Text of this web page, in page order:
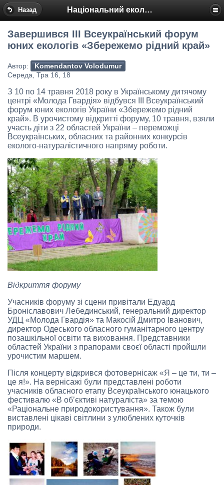
Назад Національний еколого-натуралістичний центр
Завершився ІІІ Всеукраїнський форум
юних екологів «Збережемо рідний край»
Автор:
Komendantov Volodumur
Середа, Тра 16, 18
З 10 по 14 травня 2018 року в Українському дитячому
центрі «Молода Гвардія» відбувся ІІІ Всеукраїнський
форум юних екологів України «Збережемо рідний
край». В урочистому відкритті форуму, 10 травня, взяли
участь діти з 22 областей України – переможці
Всеукраїнських, обласних та районних конкурсів
еколого-натуралістичного напряму роботи.
Відкриття форуму
Учасників форуму зі сцени привітали Едуард
Броніславович Лебединський, генеральний директор
УДЦ «Молода Гвардія» та Макосій Дмитро Іванович,
директор Одеського обласного гуманітарного центру
позашкільної освіти та виховання. Представники
областей України з прапорами своєї області пройшли
урочистим маршем.
Після концерту відкрився фотовернісаж «Я – це ти, ти –
це я!». На вернісажі були представлені роботи
учасників обласного етапу Всеукраїнського юнацького
фестивалю «В об’єктиві натураліста» за темою
«Раціональне природокористування». Також були
виставлені цікаві світлини з улюблених куточків
природи.